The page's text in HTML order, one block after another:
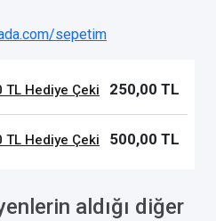
sepetim
Hediye Çeki 250,00 TL
Hediye Çeki 500,00 TL
aldığı diğer